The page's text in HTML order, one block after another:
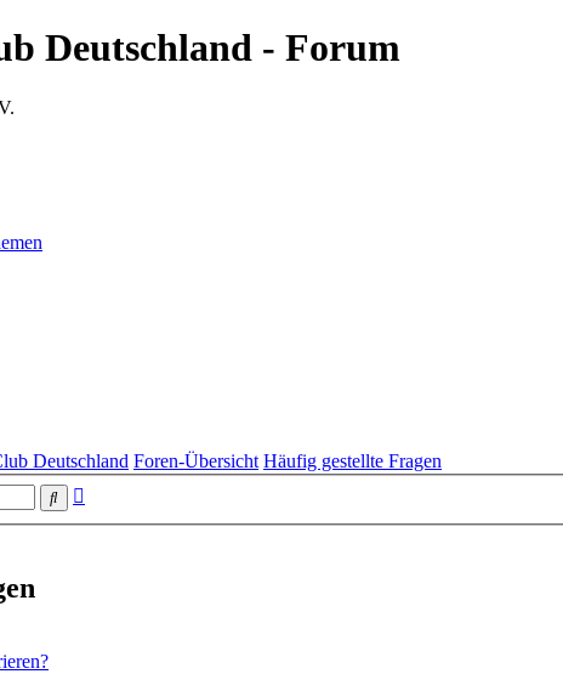
Deutschland - Forum
Deutschland Foren-Übersicht Häufig gestellte Fragen
Suche